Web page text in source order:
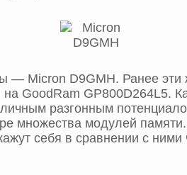
— Micron D9GMH. Ранее эти
на GoodRam GP800D264L5.
разгонным
множества модулей
себя в сравнении с